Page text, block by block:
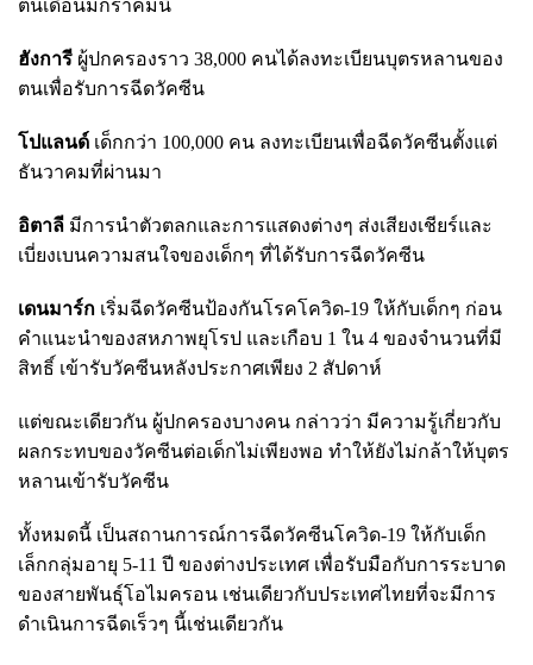
ต้นเดือนมกราคมนี้
ฮังการี ผู้ปกครองราว 38,000 คนได้ลงทะเบียนบุตรหลานของ
ตนเพื่อรับการฉีดวัคซีน
โปแลนด์ เด็กกว่า 100,000 คน ลงทะเบียนเพื่อฉีดวัคซีนตั้งแต่
ธันวาคมที่ผ่านมา
อิตาลี มีการนำตัวตลกและการแสดงต่างๆ ส่งเสียงเชียร์และ
เบี่ยงเบนความสนใจของเด็กๆ ที่ได้รับการฉีดวัคซีน
เดนมาร์ก เริ่มฉีดวัคซีนป้องกันโรคโควิด-19 ให้กับเด็กๆ ก่อน
คำแนะนำของสหภาพยุโรป และเกือบ 1 ใน 4 ของจำนวนที่มี
สิทธิ์ เข้ารับวัคซีนหลังประกาศเพียง 2 สัปดาห์
แต่ขณะเดียวกัน ผู้ปกครองบางคน กล่าวว่า มีความรู้เกี่ยวกับ
ผลกระทบของวัคซีนต่อเด็กไม่เพียงพอ ทำให้ยังไม่กล้าให้บุตร
หลานเข้ารับวัคซีน
ทั้งหมดนี้ เป็นสถานการณ์การฉีดวัคซีนโควิด-19 ให้กับเด็ก
เล็กกลุ่มอายุ 5-11 ปี ของต่างประเทศ เพื่อรับมือกับการระบาด
ของสายพันธุ์โอไมครอน เช่นเดียวกับประเทศไทยที่จะมีการ
ดำเนินการฉีดเร็วๆ นี้เช่นเดียวกัน